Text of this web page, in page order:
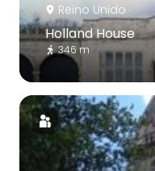
Reino Unido
Holland House
346 m